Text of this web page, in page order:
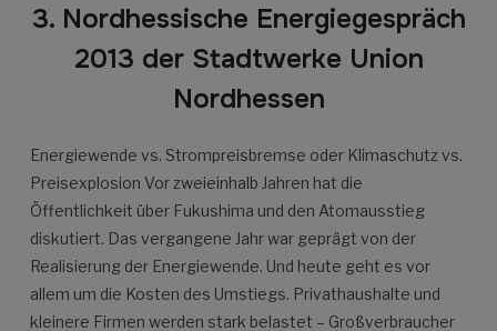
3. Nordhessische Energiegespräch
2013 der Stadtwerke Union
Nordhessen
Energiewende vs. Strompreisbremse oder Klimaschutz vs.
Preisexplosion Vor zweieinhalb Jahren hat die
Öffentlichkeit über Fukushima und den Atomausstieg
diskutiert. Das vergangene Jahr war geprägt von der
Realisierung der Energiewende. Und heute geht es vor
allem um die Kosten des Umstiegs. Privathaushalte und
kleinere Firmen werden stark belastet – Großverbraucher